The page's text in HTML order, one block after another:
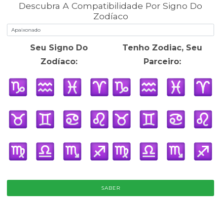
Descubra A Compatibilidade Por Signo Do
Zodíaco
Seu Signo Do
Zodíaco:
Tenho Zodiac, Seu
Parceiro:
SABER